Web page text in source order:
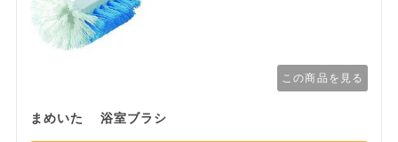
この商品を見る
まめいた 浴室ブラシ